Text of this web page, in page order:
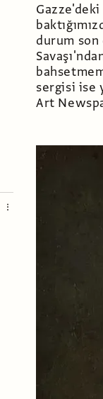
durum
sergisi ise
Art